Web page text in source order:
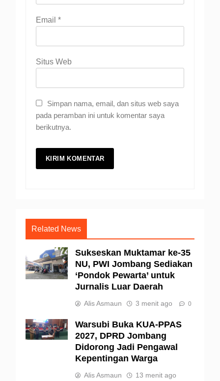
Email *
Situs Web
Simpan nama, email, dan situs web saya
pada peramban ini untuk komentar saya
berikutnya.
Related News
Sukseskan Muktamar ke-35
NU, PWI Jombang Sediakan
‘Pondok Pewarta’ untuk
Jurnalis Luar Daerah
Alis Asmaun 3 menit ago 0
Warsubi Buka KUA-PPAS
2027, DPRD Jombang
Didorong Jadi Pengawal
Kepentingan Warga
Alis Asmaun 13 menit ago